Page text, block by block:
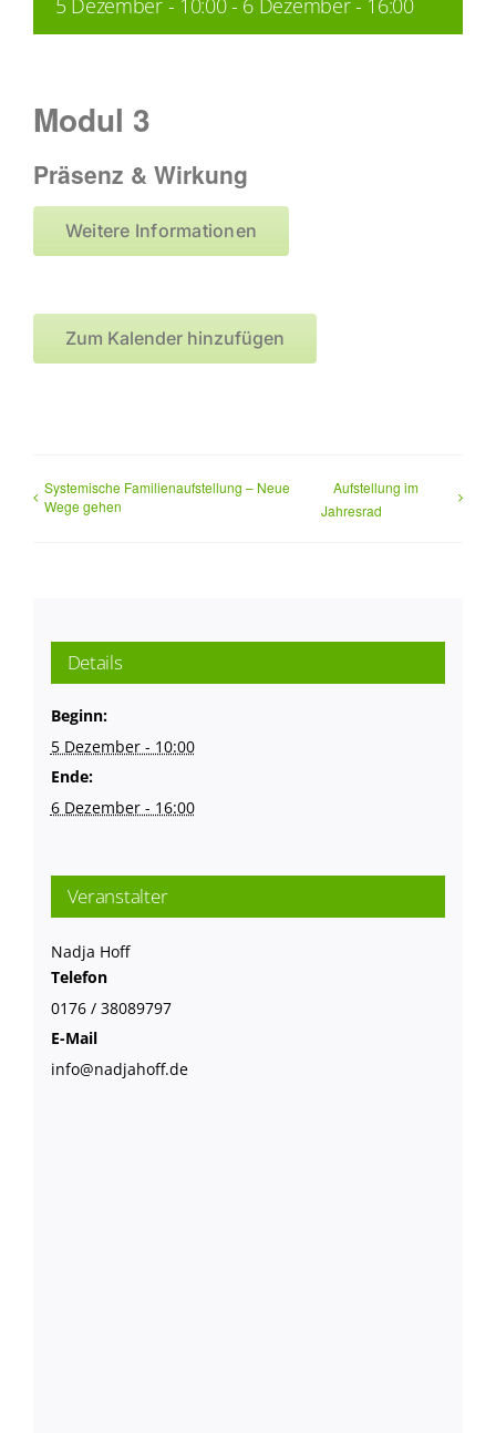
Fortbildungen
Modul 3
Präsenz & Wirkung
Weitere Informationen
Zum Kalender hinzufügen
Systemische Familienaufstellung – Neue
Wege gehen
Aufstellung im
Jahresrad
Details
Beginn:
5 Dezember - 10:00
Ende:
6 Dezember - 16:00
Veranstalter
Nadja Hoff
Telefon
0176 / 38089797
E-Mail
info@nadjahoff.de